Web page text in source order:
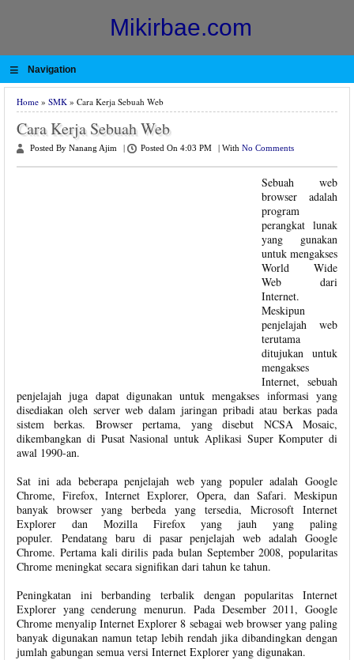
Mikirbae.com
≡ Navigation
Home » SMK » Cara Kerja Sebuah Web
Cara Kerja Sebuah Web
Posted By Nanang Ajim Posted On 4:03 PM With No Comments
Sebuah web
browser adalah
program
perangkat lunak
yang gunakan
untuk mengakses
World Wide
Web dari
Internet.
Meskipun
penjelajah web
terutama
ditujukan untuk
mengakses
Internet, sebuah
penjelajah juga dapat digunakan untuk mengakses informasi yang
disediakan oleh server web dalam jaringan pribadi atau berkas pada
sistem berkas. Browser pertama, yang disebut NCSA Mosaic,
dikembangkan di Pusat Nasional untuk Aplikasi Super Komputer di
awal 1990-an.
Sat ini ada beberapa penjelajah web yang populer adalah Google
Chrome, Firefox, Internet Explorer, Opera, dan Safari. Meskipun
banyak browser yang berbeda yang tersedia, Microsoft Internet
Explorer dan Mozilla Firefox yang jauh yang paling
populer. Pendatang baru di pasar penjelajah web adalah Google
Chrome. Pertama kali dirilis pada bulan September 2008, popularitas
Chrome meningkat secara signifikan dari tahun ke tahun.
Peningkatan ini berbanding terbalik dengan popularitas Internet
Explorer yang cenderung menurun. Pada Desember 2011, Google
Chrome menyalip Internet Explorer 8 sebagai web browser yang paling
banyak digunakan namun tetap lebih rendah jika dibandingkan dengan
jumlah gabungan semua versi Internet Explorer yang digunakan.